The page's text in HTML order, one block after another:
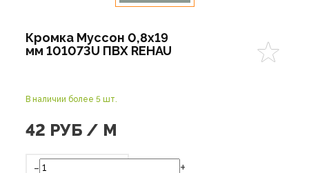
Кромка Муссон 0,8х19
мм 101073U ПВХ REHAU
В наличии более 5 шт.
42 РУБ / М
- +